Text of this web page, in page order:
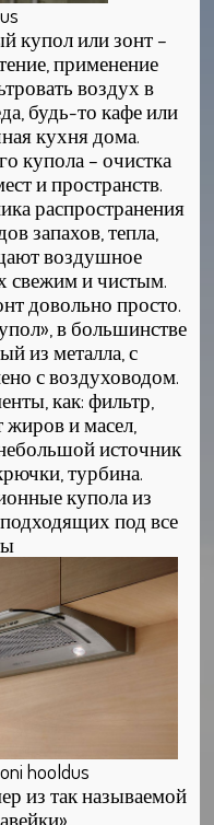
купол или зонт –
применение
воздух в
будь-то кафе или
кухня дома.
купола – очистка
и пространств.
распространения
запахов, тепла,
воздушное
свежим и чистым.
довольно просто.
в большинстве
из металла, с
с воздуховодом.
как: фильтр,
и масел,
источник
турбина.
купола из
под все
hooldus
из так называемой